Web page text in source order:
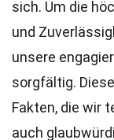
sich. Um die
und
unsere
sorgfältig.
Fakten, die wir
auch